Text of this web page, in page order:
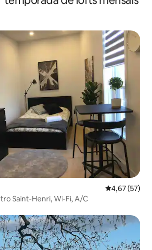
4,67 de uma
4,67 (57)
Saint-Henri, Wi-Fi, A/C